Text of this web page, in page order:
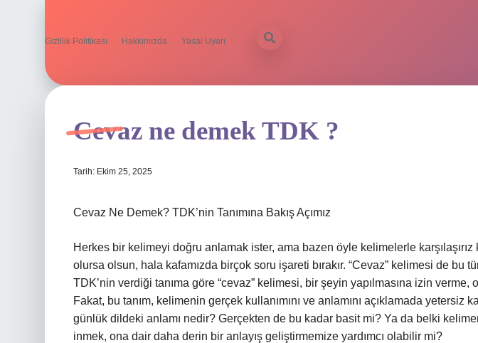
Gizlilik Politikası Hakkımızda Yasal Uyarı
Cevaz ne demek TDK ?
Tarih: Ekim 25, 2025
Cevaz Ne Demek? TDK’nin Tanımına Bakış Açımız
Herkes bir kelimeyi doğru anlamak ister, ama bazen öyle kelimelerle karşılaşırız
olursa olsun, hala kafamızda birçok soru işareti bırakır. “Cevaz” kelimesi de bu
TDK’nin verdiği tanıma göre “cevaz” kelimesi, bir şeyin yapılmasına izin verme,
Fakat, bu tanım, kelimenin gerçek kullanımını ve anlamını açıklamada yetersiz
günlük dildeki anlamı nedir? Gerçekten de bu kadar basit mi? Ya da belki
inmek, ona dair daha derin bir anlayış geliştirmemize yardımcı olabilir mi?